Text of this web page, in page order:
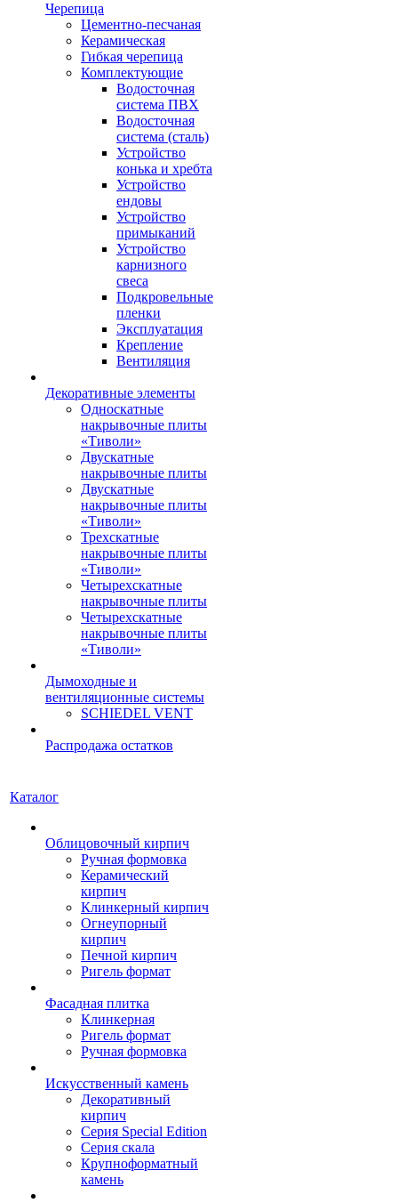
Черепица
Цементно-песчаная
Керамическая
Гибкая черепица
Комплектующие
Водосточная
система ПВХ
Водосточная
система (сталь)
Устройство
конька и хребта
Устройство
ендовы
Устройство
примыканий
Устройство
карнизного
свеса
Подкровельные
пленки
Эксплуатация
Крепление
Вентиляция
Декоративные элементы
Односкатные
накрывочные плиты
«Тиволи»
Двускатные
накрывочные плиты
Двускатные
накрывочные плиты
«Тиволи»
Трехскатные
накрывочные плиты
«Тиволи»
Четырехскатные
накрывочные плиты
Четырехскатные
накрывочные плиты
«Тиволи»
Дымоходные и
вентиляционные системы
SCHIEDEL VENT
Распродажа остатков
Каталог
Облицовочный кирпич
Ручная формовка
Керамический
кирпич
Клинкерный кирпич
Огнеупорный
кирпич
Печной кирпич
Ригель формат
Фасадная плитка
Клинкерная
Ригель формат
Ручная формовка
Искусственный камень
Декоративный
кирпич
Серия Special Edition
Серия скала
Крупноформатный
камень